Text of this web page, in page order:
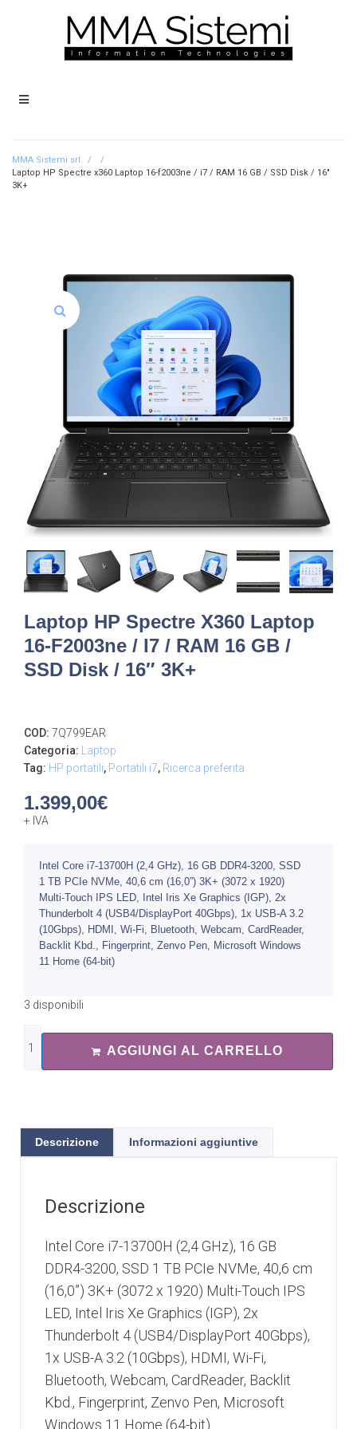
MMA Sistemi srl. /
/
Laptop HP Spectre x360 Laptop 16-f2003ne / i7 / RAM 16 GB / SSD Disk / 16″
3K+
Laptop HP Spectre X360 Laptop
16-F2003ne / I7 / RAM 16 GB /
SSD Disk / 16″ 3K+
COD: 7Q799EAR
Categoria: Laptop
Tag: HP portatili, Portatili i7, Ricerca preferita
1.399,00€
+ IVA
Intel Core i7-13700H (2,4 GHz), 16 GB DDR4-3200, SSD
1 TB PCIe NVMe, 40,6 cm (16,0”) 3K+ (3072 x 1920)
Multi-Touch IPS LED, Intel Iris Xe Graphics (IGP), 2x
Thunderbolt 4 (USB4/DisplayPort 40Gbps), 1x USB-A 3.2
(10Gbps), HDMI, Wi-Fi, Bluetooth, Webcam, CardReader,
Backlit Kbd., Fingerprint, Zenvo Pen, Microsoft Windows
11 Home (64-bit)
3 disponibili
AGGIUNGI AL CARRELLO
Descrizione Informazioni aggiuntive
Descrizione
Intel Core i7-13700H (2,4 GHz), 16 GB
DDR4-3200, SSD 1 TB PCIe NVMe, 40,6 cm
(16,0”) 3K+ (3072 x 1920) Multi-Touch IPS
LED, Intel Iris Xe Graphics (IGP), 2x
Thunderbolt 4 (USB4/DisplayPort 40Gbps),
1x USB-A 3.2 (10Gbps), HDMI, Wi-Fi,
Bluetooth, Webcam, CardReader, Backlit
Kbd., Fingerprint, Zenvo Pen, Microsoft
Windows 11 Home (64-bit)